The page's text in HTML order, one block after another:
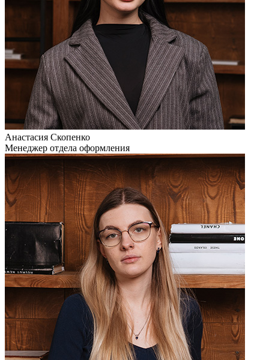
Анастасия Скопенко
Менеджер отдела оформления